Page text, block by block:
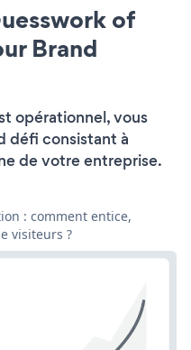
of
Brand
opérationnel, vous
défi consistant à
de votre entreprise.
: comment entice,
visiteurs ?